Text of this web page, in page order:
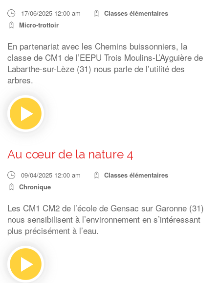
17/06/2025 12:00 am
Classes élémentaires
Micro-trottoir
En partenariat avec les Chemins buissonniers, la
classe de CM1 de l’EEPU Trois Moulins-L’Ayguière de
Labarthe-sur-Lèze (31) nous parle de l’utilité des
arbres.
Au cœur de la nature 4
09/04/2025 12:00 am
Classes élémentaires
Chronique
Les CM1 CM2 de l’école de Gensac sur Garonne (31)
nous sensibilisent à l’environnement en s’intéressant
plus précisément à l’eau.